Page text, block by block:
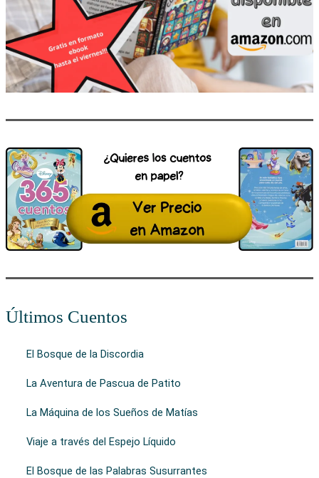
Últimos Cuentos
El Bosque de la Discordia
La Aventura de Pascua de Patito
La Máquina de los Sueños de Matías
Viaje a través del Espejo Líquido
El Bosque de las Palabras Susurrantes